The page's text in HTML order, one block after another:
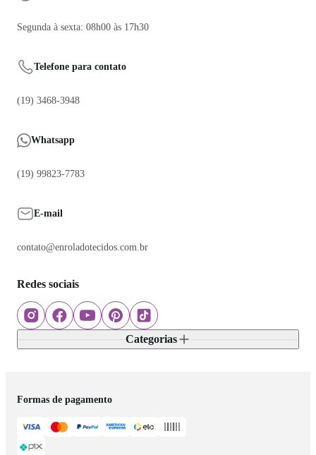
Segunda à sexta: 08h00 às 17h30
Telefone para contato
(19) 3468-3948
Whatsapp
(19) 99823-7783
E-mail
contato@enroladotecidos.com.br
Redes sociais
Categorias
Formas de pagamento